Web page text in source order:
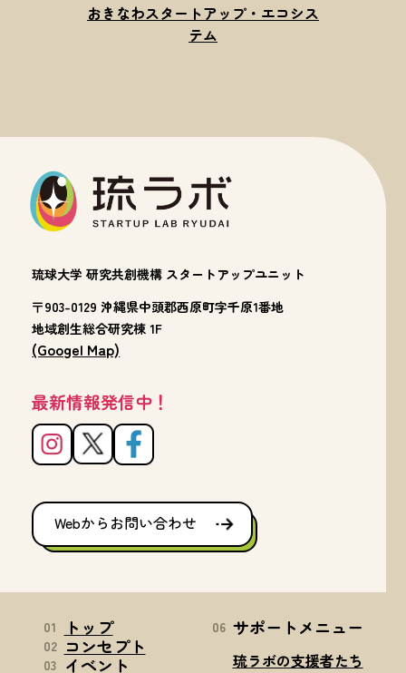
おきなわスタートアップ・エコシス
テム
琉球大学 研究共創機構 スタートアップユニット
〒903-0129 沖縄県中頭郡西原町字千原1番地
地域創生総合研究棟 1F
(Googel Map)
最新情報発信中！
Webからお問い合わせ
01 トップ
02 コンセプト
03 イベント
06 サポートメニュー
琉ラボの支援者たち